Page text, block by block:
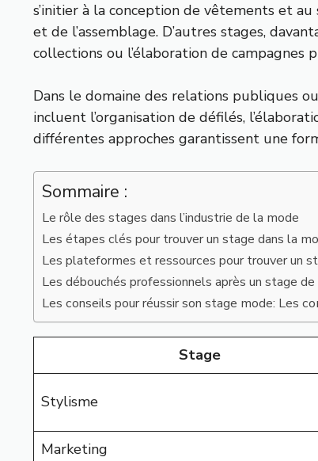
s’initier à la conception de vêtements et
et de l’assemblage. D’autres stages,
collections ou l’élaboration de campagnes
Dans le domaine des relations publiques
incluent l’organisation de défilés,
différentes approches garantissent une
Sommaire :
Le rôle des stages dans l’industrie de la mode
Les étapes clés pour trouver un stage dans la
Les plateformes et ressources pour trouver un
Les débouchés professionnels après un stage
Les conseils pour réussir son stage mode: Les
Stage
Stylisme
Marketing